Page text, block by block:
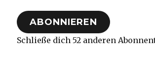
Adresse
ABONNIEREN
Schließe dich 52 anderen